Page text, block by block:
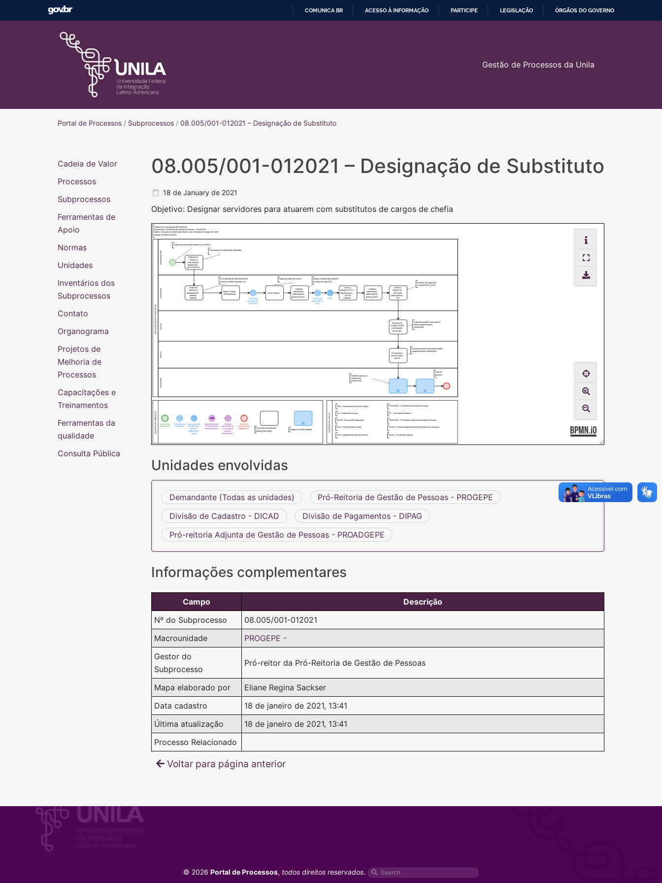
COMUNICA BR ACESSO À INFORMAÇÃO PARTICIPE LEGISLAÇÃO ÓRGÃOS DO GOVERNO
Gestão de Processos da Unila
Portal de ProcessosPortal de Processos
/ Subprocessos / 08.005/001-012021 – Designação de Substituto
08.005/001-012021 – Designação de Substituto
18 de January de 2021
Objetivo: Designar servidores para atuarem com substitutos de cargos de chefia
QUADRO DE SIMBOLOS
Fim de um
caminho ou do
subprocesso
Início de um
subprocesso
Envio de uma
mensagem
A próxima tarefa
será realizada
após um
determinado
tempo
Saída decorrente
de um ajuste ou
correção (envio)
Entrada
proveniente de
um ajuste ou
correção
(recebimento)
Subprocesso não mapeado
Descrição resumida da(s)
tarefa(s) realizada(s) QUADRO DE SIGLAS
AFD - Assentamento Funcional Digital
BS - Boletim de Serviços
DIPAG - Divisão de Pagamentos
DOU - Diário Oficial da União SIGRH - Sistema Integrado de Gestão de Recursos Humanos
PROADGP - Pró-Reitoria Adjunta de Gestão de Pessoas
SE - Solicitação Eletrônica
PROGEPE - Pró-Reitoria de Gestão e Pessoas
DAO - Departamento de Atos Oficiais DICAD - Divisão de Cadastro
DESIGNAÇÃO DE SUBSTITUTO
DIPAG
PROADGP
DICAD
PROGEPE
DEMANDANTE
Registrar no
SIGRH a
solicitação p/
atendimento
da PROGEPE
Analisar e
verificar se
designado tem
portarias
vigentes
Minuta Portaria
de designação
Elaborar
material para
publicação da
portaria no DOU
5 dias
Incluir a
portaria na SE e
registrar para a
DICAD
cadastrar
Enviar o
material ao
DAO para
publicação no
BS.
Elaborar
material para
publicação da
portaria no BS.
Registrar no
sistema SIGRH
a designação
do servidor.
Encaminhar o
processo para
arquivo.
Enviar para
publicação no
DOU
Emitir Portaria
Envia para
assinatura do
Pró-Reitor
Cadastro de solicitação eletrônica no SIGRH
Solicitação com modelo pré-cadastrado
se no período de substitutição não
estará com férias marcadas, etc
Receber o processo
e registrar no
sistema AFD
Arquivar
processo
Logo que o pró-reitor assina
Automaticamente é calculado na
folha o pagamento pela
substituição.
Automaticamente é calculado na folha
o pagamento pela substituição.
Apenas a portaria de substituto
de titular do cargo (CD)
Portarias de cargo (CD)
e Funções (FCC e FG)
Subprocesso: Designação de Substituto
Responsável: Pró-Reitoria de Gestão de Pessoas - PROGEPE
Objetivo: Designar servidores para atuarem com substitutos de cargos de chefia
Número: 08.005/001-012021
Unidades envolvidas
Demandante (Todas as unidades)
Pró-Reitoria de Gestão de Pessoas - PROGEPE
Divisão de Cadastro - DICAD
Divisão de Pagamentos - DIPAG
Pró-reitoria Adjunta de Gestão de Pessoas - PROADGEPE
Informações complementares
Campo
Descrição
Nº do Subprocesso
08.005/001-012021
Macrounidade
PROGEPE -
Gestor do
Subprocesso
Pró-reitor da Pró-Reitoria de Gestão de Pessoas
Mapa elaborado por
Eliane Regina Sackser
Data cadastro
18 de janeiro de 2021, 13:41
Última atualização
18 de janeiro de 2021, 13:41
Processo Relacionado
Voltar para página anterior
Cadeia de Valor
Processos
Subprocessos
Ferramentas de
Apoio
Normas
Unidades
Inventários dos
Subprocessos
Contato
Organograma
Projetos de
Melhoria de
Processos
Capacitações e
Treinamentos
Ferramentas da
qualidade
Consulta Pública
© 2026 Portal de Processos, todos direitos reservados.
Pesquisar